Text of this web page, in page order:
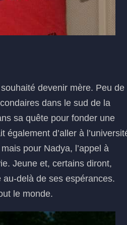
devenir mère. Peu de
dans le sud de la
sa quête pour fonder une
d’aller à
pour Nadya, l’appel à
Jeune et, certains diront,
delà de ses espérances.
le monde.